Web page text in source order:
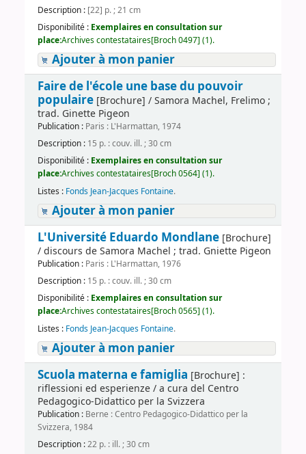
Description : [22] p. ; 21 cm
Disponibilité : Exemplaires en consultation sur
place:Archives contestataires[Broch 0497] (1).
Ajouter à mon panier
Faire de l'école une base du pouvoir
populaire[Brochure] / Samora Machel, Frelimo ;
trad. Ginette Pigeon
Publication : Paris : L'Harmattan, 1974
Description : 15 p. : couv. ill. ; 30 cm
Disponibilité : Exemplaires en consultation sur
place:Archives contestataires[Broch 0564] (1).
Listes : Fonds Jean-Jacques Fontaine.
Ajouter à mon panier
L'Université Eduardo Mondlane[Brochure]
/ discours de Samora Machel ; trad. Gniette Pigeon
Publication : Paris : L'Harmattan, 1976
Description : 15 p. : couv. ill. ; 30 cm
Disponibilité : Exemplaires en consultation sur
place:Archives contestataires[Broch 0565] (1).
Listes : Fonds Jean-Jacques Fontaine.
Ajouter à mon panier
Scuola materna e famiglia [Brochure] :
riflessioni ed esperienze / a cura del Centro
Pedagogico-Didattico per la Svizzera
Publication : Berne : Centro Pedagogico-Didattico per la
Svizzera, 1984
Description :22 p. : ill. ; 30 cm